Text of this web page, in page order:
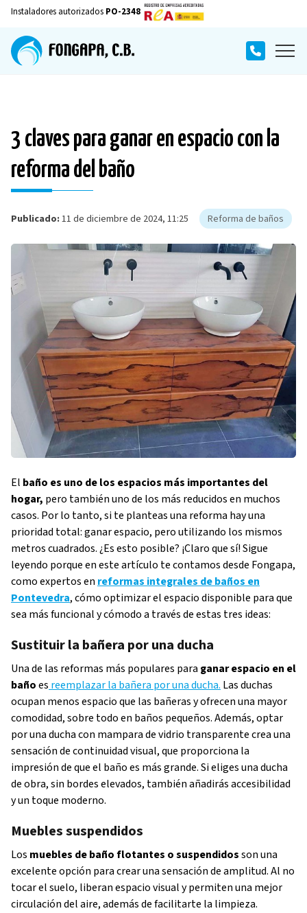
Instaladores autorizados PO-2348
3 claves para ganar en espacio con la
reforma del baño
Publicado:11 de diciembre de 2024, 11:25 Reforma de baños
El baño es uno de los espacios más importantes del
hogar, pero también uno de los más reducidos en muchos
casos. Por lo tanto, si te planteas una reforma hay una
prioridad total: ganar espacio, pero utilizando los mismos
metros cuadrados. ¿Es esto posible? ¡Claro que sí! Sigue
leyendo porque en este artículo te contamos desde Fongapa,
como expertos en reformas integrales de baños en
Pontevedra, cómo optimizar el espacio disponible para que
sea más funcional y cómodo a través de estas tres ideas:
Sustituir la bañera por una ducha
Una de las reformas más populares para ganar espacio en el
bañoes reemplazar la bañera por una ducha. Las duchas
ocupan menos espacio que las bañeras y ofrecen una mayor
comodidad, sobre todo en baños pequeños. Además, optar
por una ducha con mampara de vidrio transparente crea una
sensación de continuidad visual, que proporciona la
impresión de que el baño es más grande. Si eliges una ducha
de obra, sin bordes elevados, también añadirás accesibilidad
y un toque moderno.
Muebles suspendidos
Los muebles de baño flotantes o suspendidosson una
excelente opción para crear una sensación de amplitud. Al no
tocar el suelo, liberan espacio visual y permiten una mejor
circulación del aire, además de facilitarte la limpieza.